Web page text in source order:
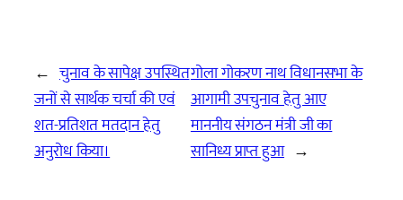
← चुनाव के सापेक्ष उपस्थित
जनों से सार्थक चर्चा की एवं
शत-प्रतिशत मतदान हेतु
अनुरोध किया।
गोला गोकरण नाथ विधानसभा के
आगामी उपचुनाव हेतु आए
माननीय संगठन मंत्री जी का
सानिध्य प्राप्त हुआ →